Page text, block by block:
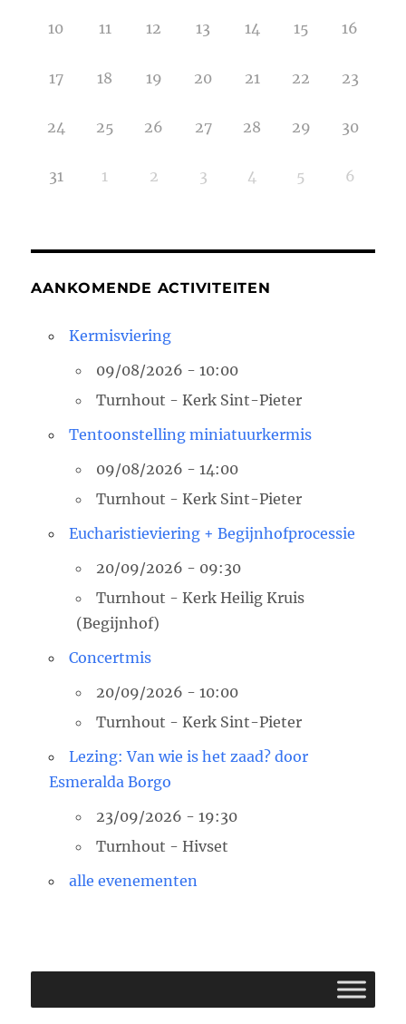
10 11 12 13 14 15 16
17 18 19 20 21 22 23
24 25 26 27 28 29 30
31 1 2 3 4 5 6
AANKOMENDE ACTIVITEITEN
Kermisviering
09/08/2026 - 10:00
Turnhout - Kerk Sint-Pieter
Tentoonstelling miniatuurkermis
09/08/2026 - 14:00
Turnhout - Kerk Sint-Pieter
Eucharistieviering + Begijnhofprocessie
20/09/2026 - 09:30
Turnhout - Kerk Heilig Kruis
(Begijnhof)
Concertmis
20/09/2026 - 10:00
Turnhout - Kerk Sint-Pieter
Lezing: Van wie is het zaad? door
Esmeralda Borgo
23/09/2026 - 19:30
Turnhout - Hivset
alle evenementen